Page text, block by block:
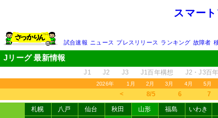
スマー
試合速報 ニュース プレスリリース ランキング 故障者
Jリーグ 最新情報
J1 J2 J3 J1百年構想 J2・J3百
2026年 1月 2月 3月 4月 5月
＜ 8/5 6 7
札幌 八戸 仙台 秋田 山形 福島
いわき